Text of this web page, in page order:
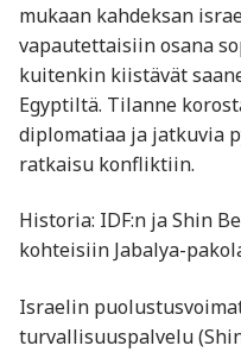
mukaan kahdeksan
vapautettaisiin osana
kuitenkin kiistävät
Egyptiltä. Tilanne
diplomatiaa ja jatkuvia
ratkaisu konfliktiin. ​
Historia: IDF:n ja Shin
kohteisiin Jabalya-
Israelin
turvallisuuspalvelu